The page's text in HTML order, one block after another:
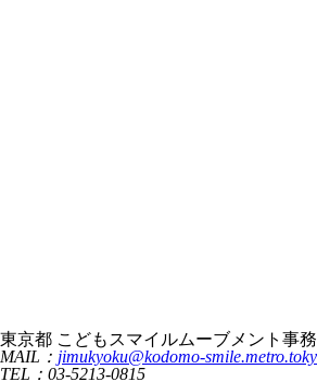
東京都 こどもスマイルムーブメント事
MAIL： jimukyoku@kodomo-
TEL：03-5213-0815